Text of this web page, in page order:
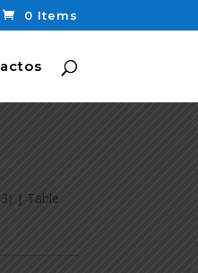
0 Items
| Table